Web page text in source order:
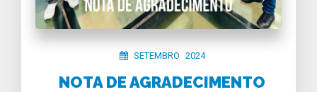
SETEMBRO 2024
NOTA DE AGRADECIMENTO